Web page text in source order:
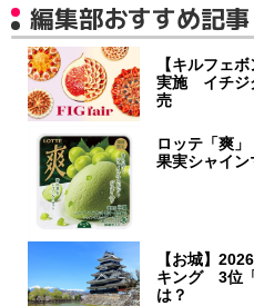
編集部おすすめ記事
【キルフェ
実施 イチジ
売
ロッテ「爽
果実シャイ
【お城】
キング 3位
は？